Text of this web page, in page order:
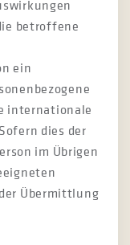
betroffene
ein
internationale
dies der
im Übrigen
Übermittlung